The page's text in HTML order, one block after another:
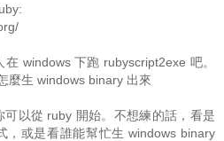
windows 下跑 rubyscript2exe 吧。
麼生 windows binary 出來
可以從 ruby 開始。不想練的話，看是
，或是看誰能幫忙生 windows binary